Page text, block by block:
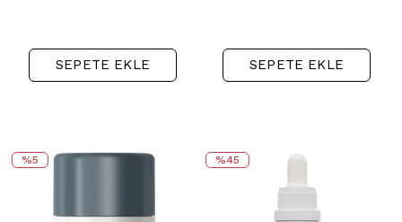
SEPETE EKLE SEPETE EKLE
%5 %45